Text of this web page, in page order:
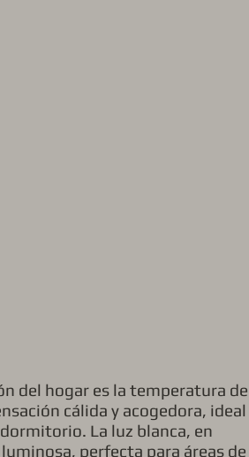
del hogar es la temperatura de
cálida y acogedora, ideal
La luz blanca, en
perfecta para áreas de